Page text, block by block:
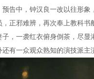
中，钟汉良一改以往形象，
，正邪难辨，再次奉上教科
子，一袭红衣俯身倒茶，尽
还有一众观众熟知的演技派